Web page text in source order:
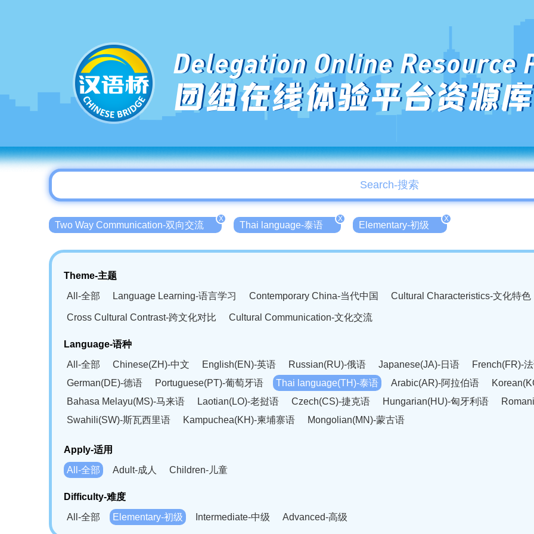
Delegation Online Resource
团组在线体验平台资源库
Two Way Communication-双向交流
X
Thai language-泰语
X
Elementary-初级
X
Theme-主题
All-全部
Language Learning-语言学习 Contemporary China-当代中国 Cultural Characteristics-文化特色
Cross Cultural Contrast-跨文化对比 Cultural Communication-文化交流
Language-语种
All-全部
Chinese(ZH)-中文 English(EN)-英语 Russian(RU)-俄语 Japanese(JA)-日语
French(FR)-
German(DE)-德语
Portuguese(PT)-葡萄牙语 Thai language(TH)-泰语 Arabic(AR)-阿拉伯语
Bahasa Melayu(MS)-马来语
Laotian(LO)-老挝语 Czech(CS)-捷克语 Hungarian(HU)-匈牙利语
Swahili(SW)-斯瓦西里语
Kampuchea(KH)-柬埔寨语 Mongolian(MN)-蒙古语
Apply-适用
All-全部
Adult-成人 Children-儿童
Difficulty-难度
All-全部
Elementary-初级 Intermediate-中级 Advanced-高级